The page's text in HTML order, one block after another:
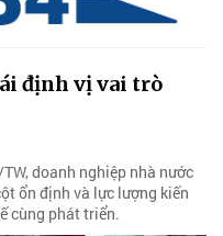
định vị vai trò
doanh nghiệp nhà nước
ổn định và lực lượng kiến
cùng phát triển.